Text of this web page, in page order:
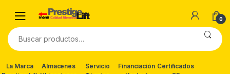
navigation
content
0
Buscar
por:
La Marca
Almacenes
Servicio
Financiación Certificados